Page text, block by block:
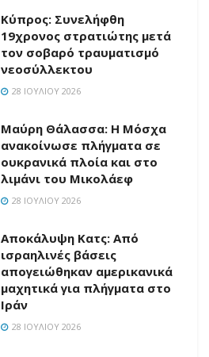
Κύπρος: Συνελήφθη
19χρονος στρατιώτης μετά
τον σοβαρό τραυματισμό
νεοσύλλεκτου
28 ΙΟΥΛΊΟΥ 2026
Μαύρη Θάλασσα: Η Μόσχα
ανακοίνωσε πλήγματα σε
ουκρανικά πλοία και στο
λιμάνι του Μικολάεφ
28 ΙΟΥΛΊΟΥ 2026
Αποκάλυψη Κατς: Από
ισραηλινές βάσεις
απογειώθηκαν αμερικανικά
μαχητικά για πλήγματα στο
Ιράν
28 ΙΟΥΛΊΟΥ 2026